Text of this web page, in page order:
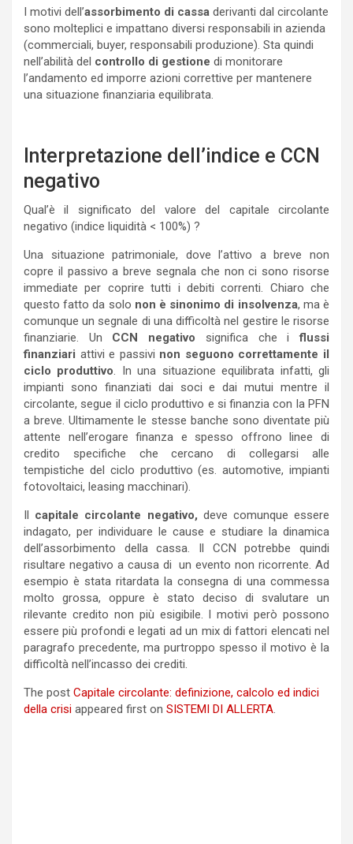
I motivi dell’assorbimento di cassa derivanti dal circolante
sono molteplici e impattano diversi responsabili in azienda
(commerciali, buyer, responsabili produzione). Sta quindi
nell’abilità del controllo di gestione di monitorare
l’andamento ed imporre azioni correttive per mantenere
una situazione finanziaria equilibrata.
Interpretazione dell’indice e CCN
negativo
Qual’è il significato del valore del capitale circolante
negativo (indice liquidità < 100%) ?
Una situazione patrimoniale, dove l’attivo a breve non
copre il passivo a breve segnala che non ci sono risorse
immediate per coprire tutti i debiti correnti. Chiaro che
questo fatto da solo non è sinonimo di insolvenza, ma è
comunque un segnale di una difficoltà nel gestire le risorse
finanziarie. Un CCN negativo significa che iflussi
finanziari attivi e passivi non seguono correttamente il
ciclo produttivo. In una situazione equilibrata infatti, gli
impianti sono finanziati dai soci e dai mutui mentre il
circolante, segue il ciclo produttivo e si finanzia con la PFN
a breve. Ultimamente le stesse banche sono diventate più
attente nell’erogare finanza e spesso offrono linee di
credito specifiche che cercano di collegarsi alle
tempistiche del ciclo produttivo (es. automotive, impianti
fotovoltaici, leasing macchinari).
capitale circolante negativo, deve comunque essere
indagato, per individuare le cause e studiare la dinamica
dell’assorbimento della cassa. Il CCN potrebbe quindi
risultare negativo a causa di un evento non ricorrente. Ad
esempio è stata ritardata la consegna di una commessa
molto grossa, oppure è stato deciso di svalutare un
rilevante credito non più esigibile. I motivi però possono
essere più profondi e legati ad un mix di fattori elencati nel
paragrafo precedente, ma purtroppo spesso il motivo è la
difficoltà nell’incasso dei crediti.
The post Capitale circolante: definizione, calcolo ed indici
della crisi appeared first on SISTEMI DI ALLERTA.